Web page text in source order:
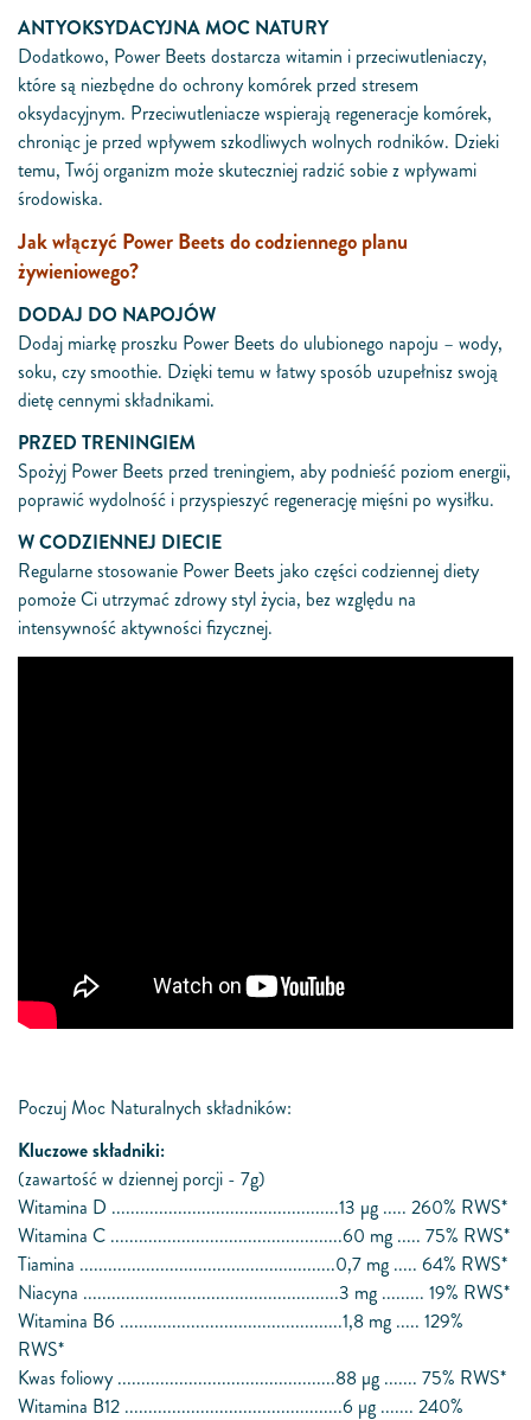
ANTYOKSYDACYJNA MOC NATURY
Dodatkowo, Power Beets dostarcza witamin i przeciwutleniaczy,
które są niezbędne do ochrony komórek przed stresem
oksydacyjnym. Przeciwutleniacze wspierają regeneracje komórek,
chroniąc je przed wpływem szkodliwych wolnych rodników. Dzieki
temu, Twój organizm może skuteczniej radzić sobie z wpływami
środowiska.
Jak włączyć Power Beets do codziennego planu
żywieniowego?
DODAJ DO NAPOJÓW
Dodaj miarkę proszku Power Beets do ulubionego napoju – wody,
soku, czy smoothie. Dzięki temu w łatwy sposób uzupełnisz swoją
dietę cennymi składnikami.
PRZED TRENINGIEM
Spożyj Power Beets przed treningiem, aby podnieść poziom energii,
poprawić wydolność i przyspieszyć regenerację mięśni po wysiłku.
W CODZIENNEJ DIECIE
Regularne stosowanie Power Beets jako części codziennej diety
pomoże Ci utrzymać zdrowy styl życia, bez względu na
intensywność aktywności fizycznej.
Poczuj Moc Naturalnych składników:
Kluczowe składniki:
(zawartość w dziennej porcji - 7g)
Witamina D ................................................13 μg ..... 260% RWS*
Witamina C .................................................60 mg ..... 75% RWS*
Tiamina ......................................................0,7 mg ..... 64% RWS*
Niacyna ......................................................3 mg ......... 19% RWS*
Witamina B6 ...............................................1,8 mg ..... 129%
RWS*
Kwas foliowy ..............................................88 μg ....... 75% RWS*
Witamina B12 ..............................................6 μg ....... 240%